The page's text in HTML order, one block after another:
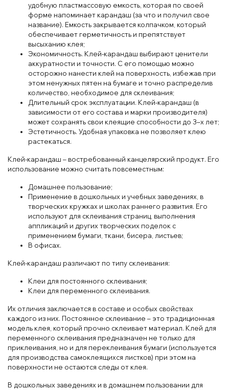
удобную пластмассовую емкость, которая по своей
форме напоминает карандаш (за что и получил свое
название). Емкость закрывается колпачком, который
обеспечивает герметичность и препятствует
высыханию клея;
Экономичность. Клей-карандаш выбирают ценители
аккуратности и точности. С его помощью можно
осторожно нанести клей на поверхность, избежав при
этом ненужных пятен на бумаге и точно распределив
количество, необходимое для склеивания;
Длительный срок эксплуатации. Клей-карандаш (в
зависимости от его состава и марки производителя)
может сохранять свои клеящие способности до 3–х лет;
Эстетичность. Удобная упаковка не позволяет клею
растекаться.
Клей-карандаш – востребованный канцелярский продукт. Его
использование можно считать повсеместным:
Домашнее пользование;
Применение в дошкольных и учебных заведениях, в
творческих кружках и школах раннего развития. Его
используют для склеивания страниц, выполнения
аппликаций и других творческих поделок с
применением бумаги, ткани, бисера, листьев;
В офисах.
Клей-карандаш различают по типу склеивания:
Клеи для постоянного склеивания;
Клеи для переменного склеивания.
Их отличия заключается в составе и особых свойствах
каждого из них. Постоянное склеивание – это традиционная
модель клея, который прочно склеивает материал. Клей для
переменного склеивания предназначен не только для
приклеивания, но и для переклеивания бумаги (используется
для производства самоклеящихся листков) при этом на
поверхности не остаются следы от клея.
В дошкольных заведениях и в домашнем пользовании для